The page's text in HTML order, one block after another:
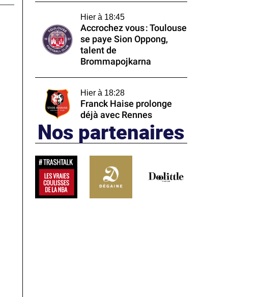
Hier à 18:45
Accrochez vous : Toulouse
se paye Sion Oppong,
talent de
Brommapojkarna
Hier à 18:28
Franck Haise prolonge
déjà avec Rennes
Nos partenaires